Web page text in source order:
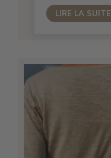
LIRE LA SUITE